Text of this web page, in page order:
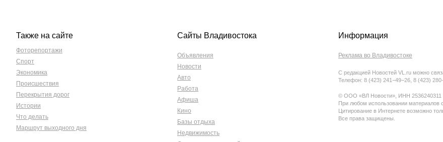
Также на сайте
Фоторепортажи
Спорт
Экономика
Происшествия
Перекрытия дорог
Истории
Что делать
Маршрут выходного дня
Сайты Владивостока
Объявления
Новости
Авто
Работа
Афиша
Кино
Базы отдыха
Недвижимость
Информация
Реклама во Владивостоке
С редакцией Новостей VL.ru можно
Телефон: 8 (423) 241−49−26, 8 (423)
© ООО «ВЛ Новости», ИНН 2536240311
При любом использовании материалов
Цитирование в Интернете возможно
Все права защищены.